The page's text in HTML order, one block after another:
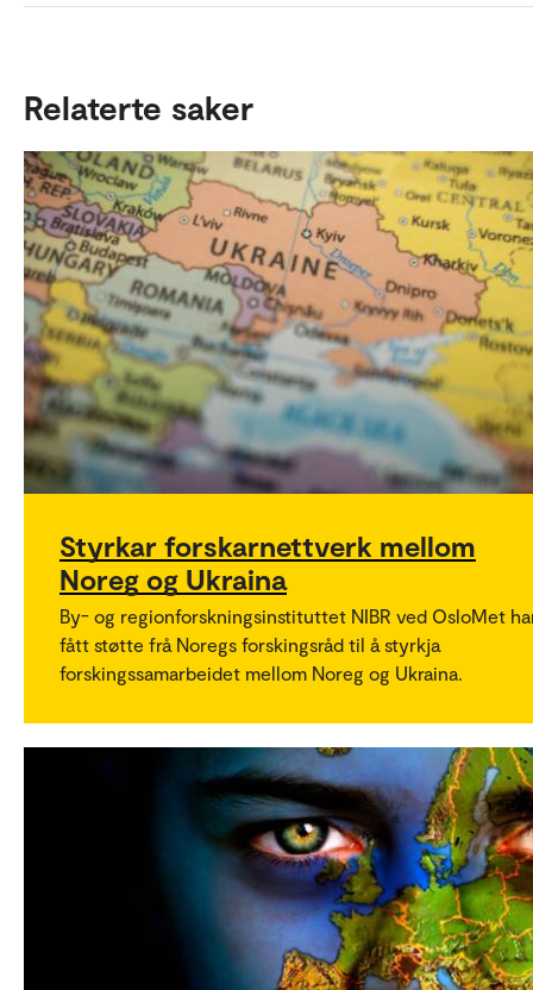
Relaterte saker
Styrkar forskarnettverk mellom
Noreg og Ukraina
By- og regionforskningsinstituttet NIBR ved OsloMet
fått støtte frå Noregs forskingsråd til å styrkja
forskingssamarbeidet mellom Noreg og Ukraina.